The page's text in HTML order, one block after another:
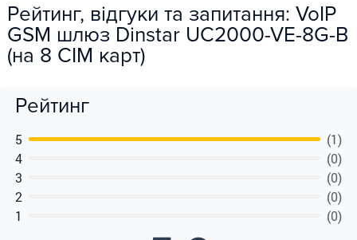
Рейтинг, відгуки та запитання: VoIP
GSM шлюз Dinstar UC2000-VE-8G-B
(на 8 СІМ карт)
Рейтинг
5
(1)
4
(0)
3
(0)
2
(0)
1
(0)